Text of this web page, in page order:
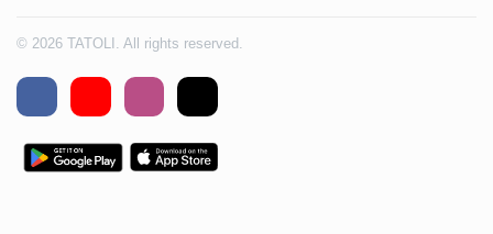
© 2026 TATOLI. All rights reserved.